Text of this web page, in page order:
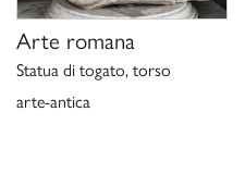
Arte romana
Statua di togato, torso
arte-antica